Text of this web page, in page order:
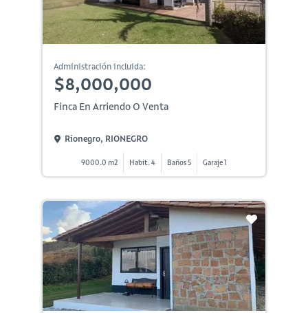
Administración incluida:
$8,000,000
Finca En Arriendo O Venta
Rionegro, RIONEGRO
9000.0 m2 Habit. 4 Baños 5 Garaje 1